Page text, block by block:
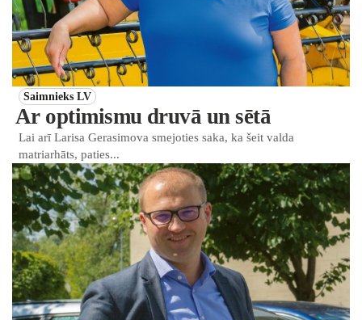
Saimnieks LV
Ar optimismu druvā un sētā
Lai arī Larisa Gerasimova smejoties saka, ka šeit valda
matriarhāts, paties...